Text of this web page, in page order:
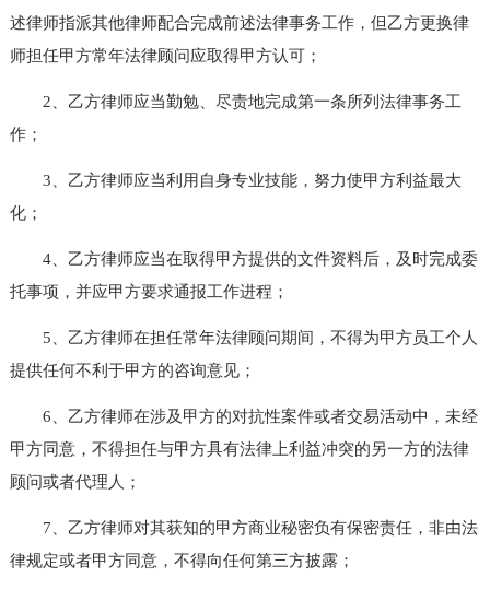
述律师指派其他律师配合完成前述法律事务工作，但乙方更换律
师担任甲方常年法律顾问应取得甲方认可；
2、乙方律师应当勤勉、尽责地完成第一条所列法律事务工
作；
3、乙方律师应当利用自身专业技能，努力使甲方利益最大
化；
4、乙方律师应当在取得甲方提供的文件资料后，及时完成委
托事项，并应甲方要求通报工作进程；
5、乙方律师在担任常年法律顾问期间，不得为甲方员工个人
提供任何不利于甲方的咨询意见；
6、乙方律师在涉及甲方的对抗性案件或者交易活动中，未经
甲方同意，不得担任与甲方具有法律上利益冲突的另一方的法律
顾问或者代理人；
7、乙方律师对其获知的甲方商业秘密负有保密责任，非由法
律规定或者甲方同意，不得向任何第三方披露；